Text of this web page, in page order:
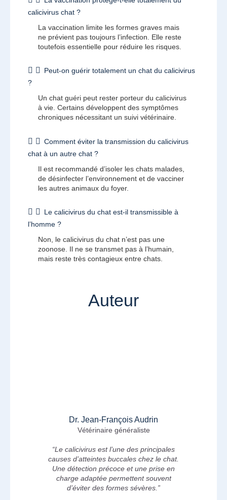
calicivirus chat ?
La vaccination limite les formes graves mais
ne prévient pas toujours l’infection. Elle reste
toutefois essentielle pour réduire les risques.
Peut-on guérir totalement un chat du calicivirus
?
Un chat guéri peut rester porteur du calicivirus
à vie. Certains développent des symptômes
chroniques nécessitant un suivi vétérinaire.
Comment éviter la transmission du calicivirus
chat à un autre chat ?
Il est recommandé d’isoler les chats malades,
de désinfecter l’environnement et de vacciner
les autres animaux du foyer.
Le calicivirus du chat est-il transmissible à
l’homme ?
Non, le calicivirus du chat n’est pas une
zoonose. Il ne se transmet pas à l’humain,
mais reste très contagieux entre chats.
Auteur
Dr. Jean-François Audrin
Vétérinaire généraliste
“Le calicivirus est l’une des principales
causes d’atteintes buccales chez le chat.
Une détection précoce et une prise en
charge adaptée permettent souvent
d’éviter des formes sévères.”